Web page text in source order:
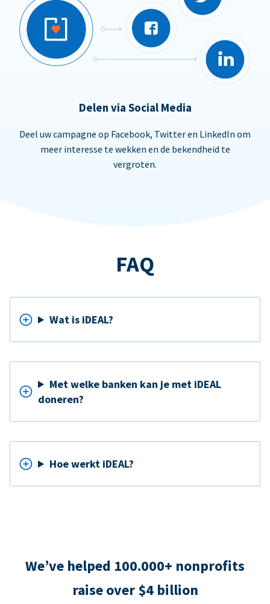
Delen via Social Media
Deel uw campagne op Facebook, Twitter en LinkedIn om
meer interesse te wekken en de bekendheid te
vergroten.
FAQ
Wat is iDEAL?
Met welke banken kan je met iDEAL
doneren?
Hoe werkt iDEAL?
We’ve helped 100.000+ nonprofits
raise over $4 billion